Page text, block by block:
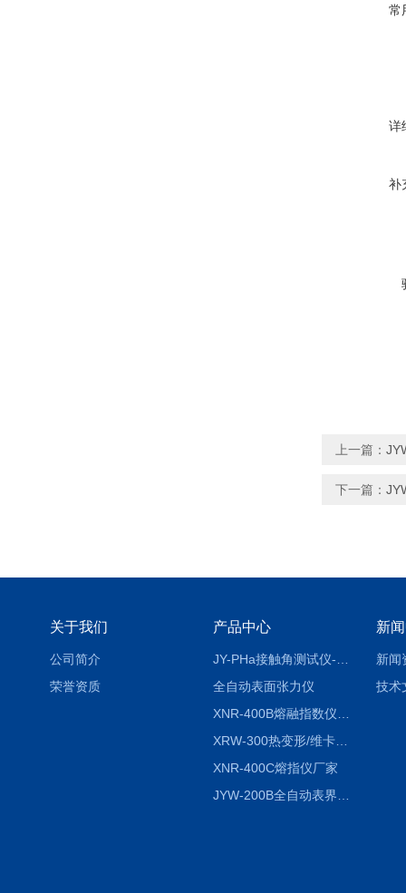
常
详
补
上一篇：
下一篇：
关于我们
公司简介
荣誉资质
产品中心
全自动表面张力仪
XRW-300热变形/维卡软化点温度测定仪
XNR-400C熔指仪厂家
新
新闻
技术